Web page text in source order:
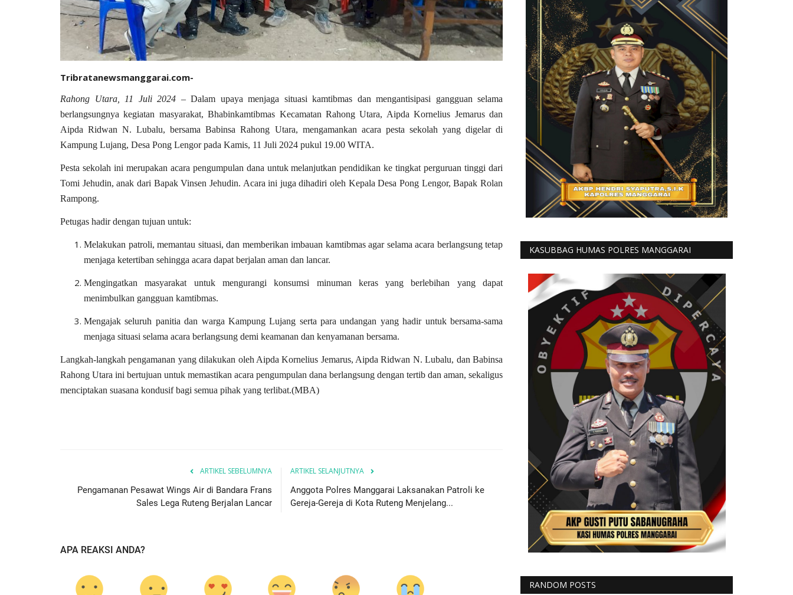
Tribratanewsmanggarai.com-
Rahong Utara, 11 Juli 2024 – Dalam upaya menjaga situasi kamtibmas dan mengantisipasi gangguan selama
berlangsungnya kegiatan masyarakat, Bhabinkamtibmas Kecamatan Rahong Utara, Aipda Kornelius Jemarus dan
Aipda Ridwan N. Lubalu, bersama Babinsa Rahong Utara, mengamankan acara pesta sekolah yang digelar di
Kampung Lujang, Desa Pong Lengor pada Kamis, 11 Juli 2024 pukul 19.00 WITA.
Pesta sekolah ini merupakan acara pengumpulan dana untuk melanjutkan pendidikan ke tingkat perguruan tinggi dari
Tomi Jehudin, anak dari Bapak Vinsen Jehudin. Acara ini juga dihadiri oleh Kepala Desa Pong Lengor, Bapak Rolan
Rampong.
Petugas hadir dengan tujuan untuk:
Melakukan patroli, memantau situasi, dan memberikan imbauan kamtibmas agar selama acara berlangsung tetap
menjaga ketertiban sehingga acara dapat berjalan aman dan lancar.
Mengingatkan masyarakat untuk mengurangi konsumsi minuman keras yang berlebihan yang dapat
menimbulkan gangguan kamtibmas.
Mengajak seluruh panitia dan warga Kampung Lujang serta para undangan yang hadir untuk bersama-sama
menjaga situasi selama acara berlangsung demi keamanan dan kenyamanan bersama.
Langkah-langkah pengamanan yang dilakukan oleh Aipda Kornelius Jemarus, Aipda Ridwan N. Lubalu, dan Babinsa
Rahong Utara ini bertujuan untuk memastikan acara pengumpulan dana berlangsung dengan tertib dan aman, sekaligus
menciptakan suasana kondusif bagi semua pihak yang terlibat.(MBA)
ARTIKEL SEBELUMNYA
Pengamanan Pesawat Wings Air di Bandara Frans
Sales Lega Ruteng Berjalan Lancar
ARTIKEL SELANJUTNYA
Anggota Polres Manggarai Laksanakan Patroli ke
Gereja-Gereja di Kota Ruteng Menjelang...
APA REAKSI ANDA?
KASUBBAG HUMAS POLRES MANGGARAI
RANDOM POSTS